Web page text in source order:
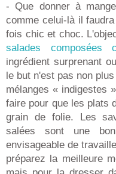
- Que donner à
comme celui-là il
fois chic et choc.
salades composées
ingrédient surprenant
le but n'est pas non
mélanges « indigestes
faire pour que les plats
grain de folie. Les
salées sont une
envisageable de
préparez la meilleure